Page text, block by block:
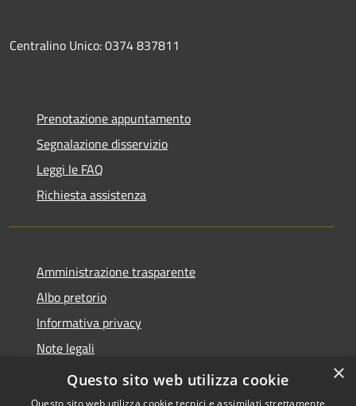
Centralino Unico: 0374 837811
Prenotazione appuntamento
Segnalazione disservizio
Leggi le FAQ
Richiesta assistenza
Amministrazione trasparente
Albo pretorio
Informativa privacy
Note legali
Dichiarazione di accessibilità
×
Questo sito web utilizza cookie
Questo sito web utilizza cookie tecnici e assimilati strettamente